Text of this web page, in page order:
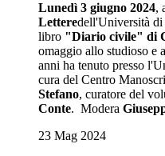
Lunedì 3 giugno 2024,
Letteredell'Università di
libro "Diario civile" di
omaggio allo studioso e
anni ha tenuto presso
cura del Centro
Stefano, curatore del
Conte. Modera
23 Mag 2024